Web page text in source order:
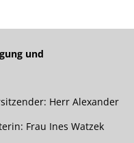
und
Herr Alexander
Frau Ines Watzek